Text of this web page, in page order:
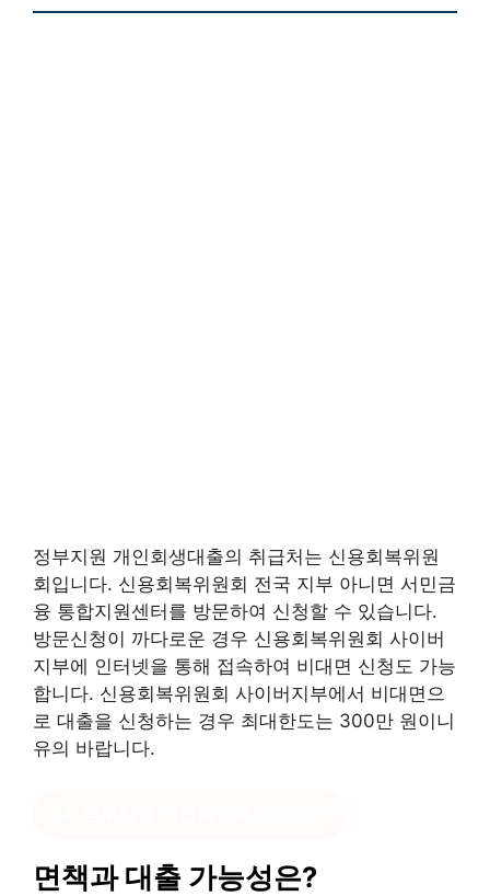
정부지원 개인회생대출의 취급처는 신용회복위원
회입니다. 신용회복위원회 전국 지부 아니면 서민금
융 통합지원센터를 방문하여 신청할 수 있습니다.
방문신청이 까다로운 경우 신용회복위원회 사이버
지부에 인터넷을 통해 접속하여 비대면 신청도 가능
합니다. 신용회복위원회 사이버지부에서 비대면으
로 대출을 신청하는 경우 최대한도는 300만 원이니
유의 바랍니다.
면책과 대출 가능성은?